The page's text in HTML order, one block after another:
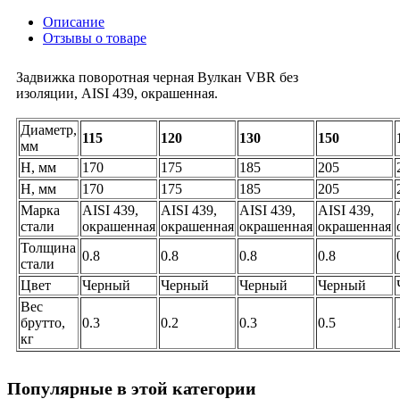
Описание
Отзывы о товаре
Задвижка поворотная черная Вулкан VBR без
изоляции, AISI 439, окрашенная.
Диаметр,
мм
115 120 130 150
H, мм
170 175 185 205
H, мм
170 175 185 205
Марка
стали
AISI 439,
окрашенная
AISI 439,
окрашенная
AISI 439,
окрашенная
AISI 439,
окрашенная
Толщина
стали
0.8 0.8 0.8 0.8
Цвет
Черный Черный Черный Черный
Вес
брутто,
кг
0.3 0.2 0.3 0.5
Популярные в этой категории